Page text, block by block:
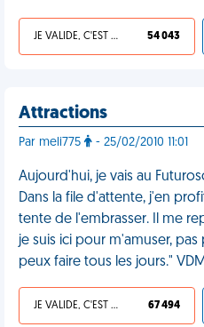
JE VALIDE, C'EST UNE VDM 54 043
Attractions
Par meli775 - 25/02/2010 11:01
Aujourd'hui, je vais au
Dans la file d'attente, j'en
tente de l'embrasser. Il me
je suis ici pour m'amuser,
peux faire tous les jours." VDM
JE VALIDE, C'EST UNE VDM 67 494